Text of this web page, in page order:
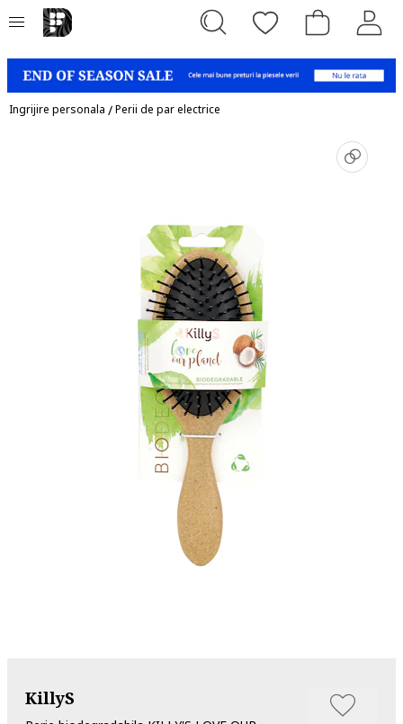
Ingrijire personala /Perii de par electrice
KillyS